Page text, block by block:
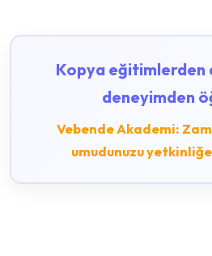
Kopya eğitimlerden
deneyimden
Vebende Akademi:
umudunuzu